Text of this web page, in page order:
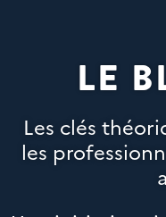
LE
Les clés
les